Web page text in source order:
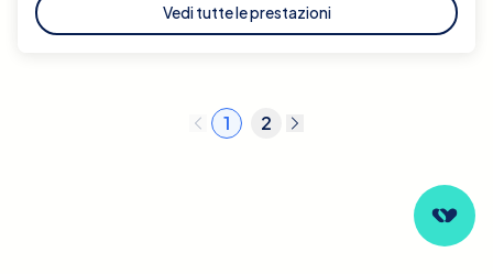
Vedi tutte le prestazioni
1 2